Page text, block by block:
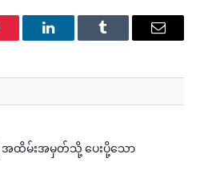
LinkedInTumblr Email
ည့် အထိမ်းအမှတ်သို့ ပေးပို့သော